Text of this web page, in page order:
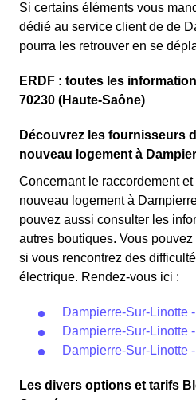
Si certains éléments vous
dédié au service client de de
pourra les retrouver en se
ERDF : toutes les
70230 (Haute-Saône)
Découvrez les fournisseurs
nouveau logement à
Concernant le raccordement
nouveau logement à
pouvez aussi consulter les
autres boutiques. Vous
si vous rencontrez des
électrique. Rendez-vous ici :
Dampierre-Sur-Linotte
Dampierre-Sur-Linotte
Dampierre-Sur-Linotte
Les divers options et tarifs